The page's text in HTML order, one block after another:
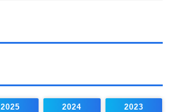
2025 2024 2023